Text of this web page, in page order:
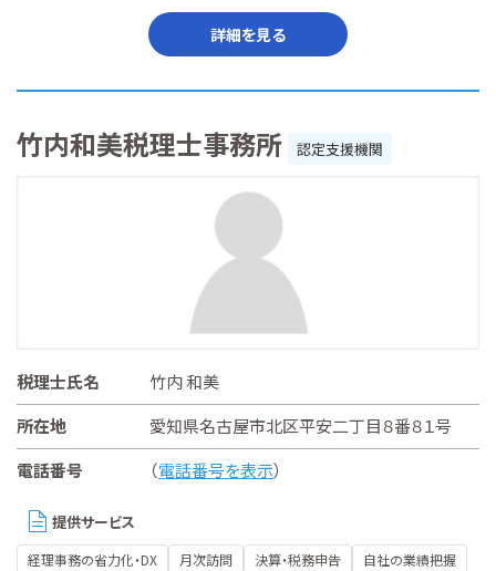
詳細を見る
竹内和美税理士事務所 認定支援機関
税理士氏名
竹内 和美
所在地
愛知県名古屋市北区平安二丁目８番８１号
電話番号
（電話番号を表示）
提供サービス
経理事務の省力化・DX 月次訪問 決算・税務申告
自社の業績把握